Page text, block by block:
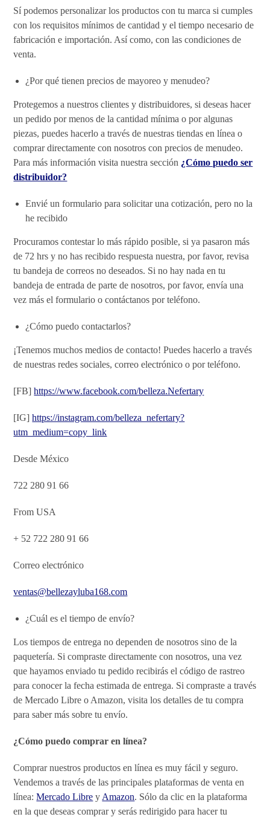
Sí podemos personalizar los productos con tu marca si cumples
con los requisitos mínimos de cantidad y el tiempo necesario de
fabricación e importación. Así como, con las condiciones de
venta.
¿Por qué tienen precios de mayoreo y menudeo?
Protegemos a nuestros clientes y distribuidores, si deseas hacer
un pedido por menos de la cantidad mínima o por algunas
piezas, puedes hacerlo a través de nuestras tiendas en línea o
comprar directamente con nosotros con precios de menudeo.
Para más información visita nuestra sección ¿Cómo puedo ser
distribuidor?
Envié un formulario para solicitar una cotización, pero no la
he recibido
Procuramos contestar lo más rápido posible, si ya pasaron más
de 72 hrs y no has recibido respuesta nuestra, por favor, revisa
tu bandeja de correos no deseados. Si no hay nada en tu
bandeja de entrada de parte de nosotros, por favor, envía una
vez más el formulario o contáctanos por teléfono.
¿Cómo puedo contactarlos?
¡Tenemos muchos medios de contacto! Puedes hacerlo a través
de nuestras redes sociales, correo electrónico o por teléfono.
[FB]https://www.facebook.com/belleza.Nefertary
[IG]https://instagram.com/belleza_nefertary?
utm_medium=copy_link
Desde México
722 280 91 66
From USA
+ 52 722 280 91 66
Correo electrónico
ventas@bellezayluba168.com
¿Cuál es el tiempo de envío?
Los tiempos de entrega no dependen de nosotros sino de la
paquetería. Si compraste directamente con nosotros, una vez
que hayamos enviado tu pedido recibirás el código de rastreo
para conocer la fecha estimada de entrega. Si compraste a través
de Mercado Libre o Amazon, visita los detalles de tu compra
para saber más sobre tu envío.
¿Cómo puedo comprar en línea?
Comprar nuestros productos en línea es muy fácil y seguro.
Vendemos a través de las principales plataformas de venta en
línea:Mercado Libre y Amazon. Sólo da clic en la plataforma
en la que deseas comprar y serás redirigido para hacer tu